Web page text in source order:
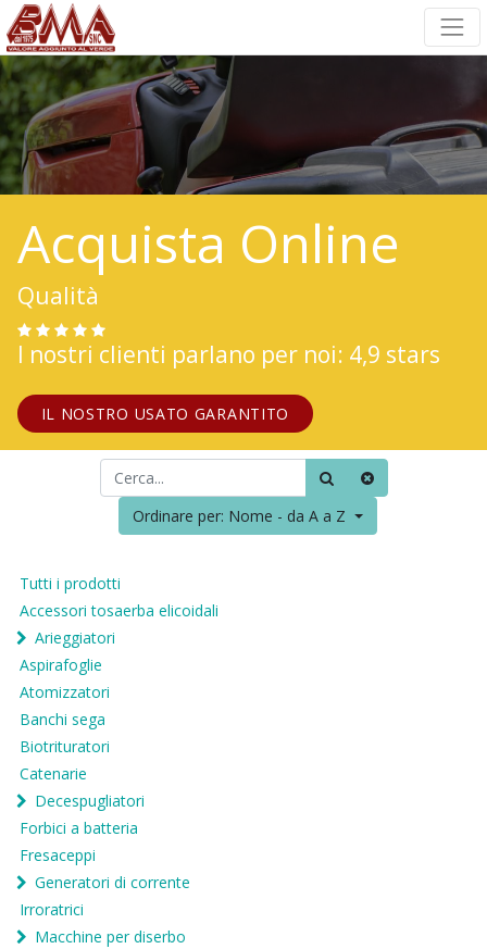
Acquista Online
Qualità
I nostri clienti parlano per noi: 4,9 stars
IL NOSTRO USATO GARANTITO
Ordinare per: Nome - da A a Z
Tutti i prodotti
Accessori tosaerba elicoidali
Arieggiatori
Aspirafoglie
Atomizzatori
Banchi sega
Biotrituratori
Catenarie
Decespugliatori
Forbici a batteria
Fresaceppi
Generatori di corrente
Irroratrici
Macchine per diserbo